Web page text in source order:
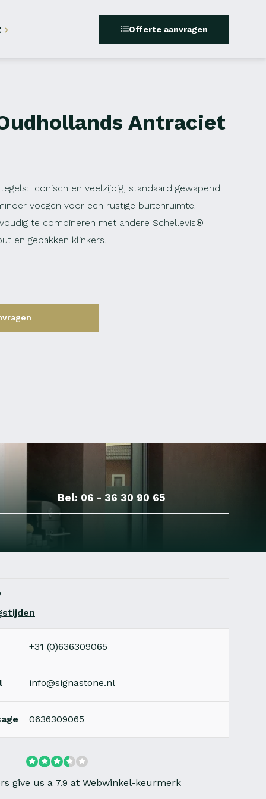
Offerte aanvragen
Antraciet
Iconisch en veelzijdig, standaard gewapend.
voegen voor een rustige buitenruimte.
te combineren met andere Schellevis®
en gebakken klinkers.
Bel: 06 - 36 30 90 65
+31 (0)636309065
info@signastone.nl
0636309065
give us a 7.9 at Webwinkel-keurmerk